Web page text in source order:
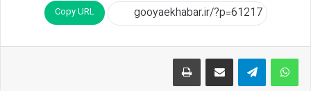
Copy URL
اشتراک گذاری از طریق ایمیل چاپ